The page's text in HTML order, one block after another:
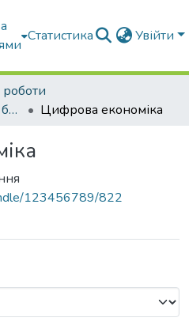
Статистика Увійти
роботи
Кваліфікаційні роботи бакалаврів
Цифрова економіка
123456789/822